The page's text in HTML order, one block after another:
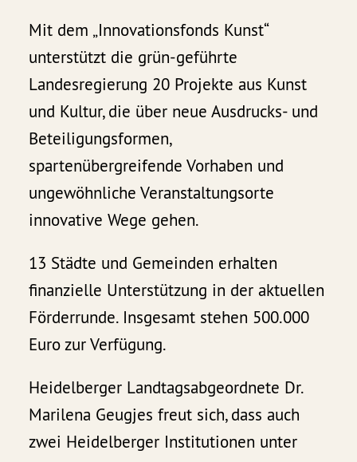
Mit dem „Innovationsfonds Kunst“
unterstützt die grün-geführte
Landesregierung 20 Projekte aus Kunst
und Kultur, die über neue Ausdrucks- und
Beteiligungsformen,
spartenübergreifende Vorhaben und
ungewöhnliche Veranstaltungsorte
innovative Wege gehen.
13 Städte und Gemeinden erhalten
finanzielle Unterstützung in der aktuellen
Förderrunde. Insgesamt stehen 500.000
Euro zur Verfügung.
Heidelberger Landtagsabgeordnete Dr.
Marilena Geugjes freut sich, dass auch
zwei Heidelberger Institutionen unter